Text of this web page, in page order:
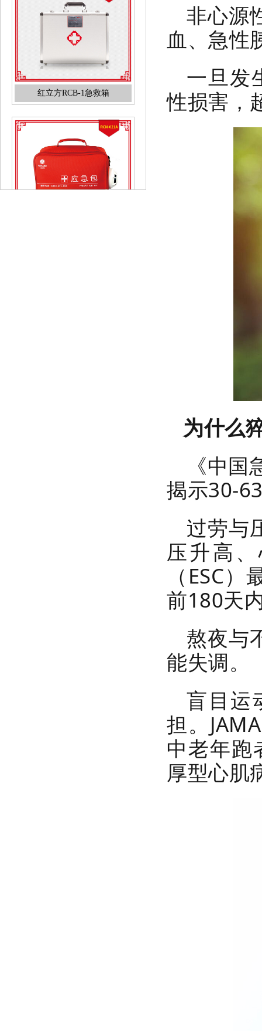
红立方RCB-1急救箱
红立方RCN-021A普通版消防应
急包火灾逃生包
非心源
血、急性
一旦发
性损害，
为什么
《中
揭示30-
过劳与
压升高
（ESC
前180天
熬夜与
能失调。
盲目运
担。
中老年跑
厚型心肌